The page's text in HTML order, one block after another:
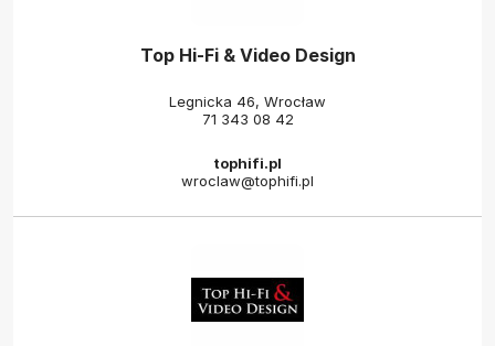
Top Hi-Fi & Video Design
Legnicka 46, Wrocław
71 343 08 42
tophifi.pl
wroclaw@tophifi.pl